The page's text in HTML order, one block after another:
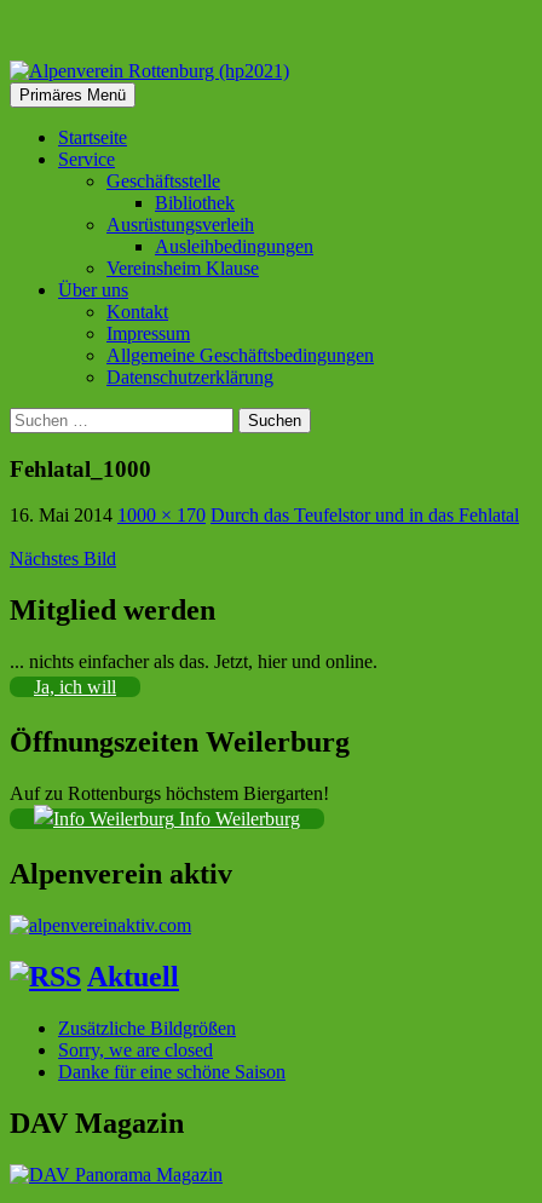
Alpenverein Rottenburg
(hp2021)
Suchen
Primäres Menü
Inhalt
Startseite
Service
Geschäftsstelle
Bibliothek
Ausrüstungsverleih
Ausleihbedingungen
Vereinsheim Klause
Über uns
Kontakt
Impressum
Allgemeine Geschäftsbedingungen
Datenschutzerklärung
Suchen
nach:
Fehlatal_1000
16. Mai 2014 1000 × 170 Durch das Teufelstor und in das Fehlatal
Nächstes Bild
Sektion im Deutschen Alpenverein (DAV)
Mitglied werden
... nichts einfacher als das. Jetzt, hier und online.
Ja, ich will
Öffnungszeiten Weilerburg
Auf zu Rottenburgs höchstem Biergarten!
Info Weilerburg
Alpenverein aktiv
Aktuell
Zusätzliche Bildgrößen
Sorry, we are closed
Danke für eine schöne Saison
DAV Magazin